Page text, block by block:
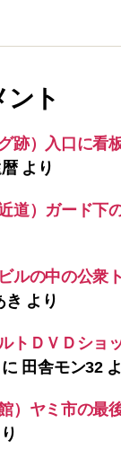
ント
跡）入口に看
より
道）ガード下
ルの中の公衆
き より
トＤＶＤショ
に 田舎モン32
）ヤミ市の最